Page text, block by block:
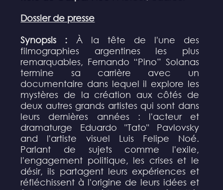
Dossier de presse
Synopsis : À la tête de l'une des
filmographies argentines les plus
remarquables, Fernando “Pino” Solanas
termine sa carrière avec un
documentaire dans lequel il explore les
mystères de la création aux côtés de
deux autres grands artistes qui sont dans
leurs dernières années : l'acteur et
dramaturge Eduardo "Tato" Pavlovsky
and l'artiste visuel Luis Felipe Noé.
Parlant de sujets comme l'exile,
l'engagement politique, les crises et le
désir, ils partagent leurs expériences et
réfléchissent à l'origine de leurs idées et